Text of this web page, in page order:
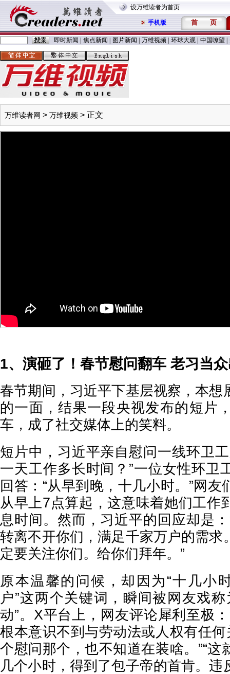
设万维读者为首页
手机版 首 页
即时新闻 焦点新闻 图片新闻 万维视频 环球大观 中国嘹望
万维读者网 > 万维视频 > 正文
1、演砸了！春节慰问翻车 老习当
春节期间，习近平下基层视察，本想
的一面，结果一段央视发布的短片
车，成了社交媒体上的笑料。
短片中，习近平亲自慰问一线环卫
一天工作多长时间？”一位女性环卫
回答：“从早到晚，十几小时。”网
从早上7点算起，这意味着她们工作
息时间。然而，习近平的回应却是
转离不开你们，满足千家万户的需求
定要关注你们。给你们拜年。”
原本温馨的问候，却因为“十几小
户”这两个关键词，瞬间被网友戏
动”。X平台上，网友评论犀利至极
根本意识不到与劳动法或人权有任何
个慰问那个，也不知道在装啥。”“这
几个小时，得到了包子帝的首肯。违